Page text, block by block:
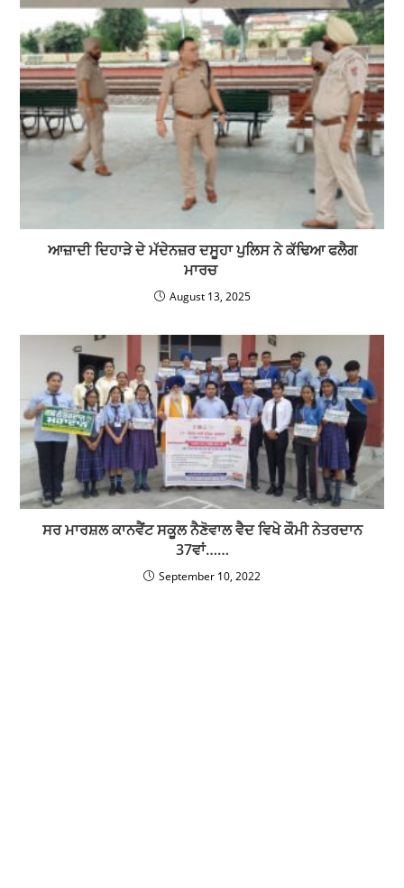
ਆਜ਼ਾਦੀ ਦਿਹਾੜੇ ਦੇ ਮੱਦੇਨਜ਼ਰ ਦਸੂਹਾ ਪੁਲਿਸ ਨੇ ਕੱਢਿਆ ਫਲੈਗ
ਮਾਰਚ
August 13, 2025
ਸਰ ਮਾਰਸ਼ਲ ਕਾਨਵੈਂਟ ਸਕੂਲ ਨੈਣੋਵਾਲ ਵੈਦ ਵਿਖੇ ਕੌਮੀ ਨੇਤਰਦਾਨ
37ਵਾਂ……
September 10, 2022